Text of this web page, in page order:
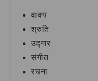
वाक्य
श्रुति
उद्गार
संगीत
रचना